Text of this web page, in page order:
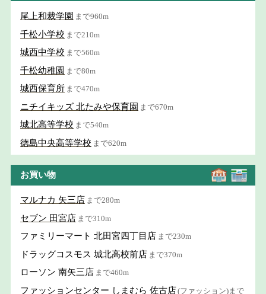
尾上和裁学園 まで960m
千松小学校 まで210m
城西中学校 まで560m
千松幼稚園 まで80m
城西保育所 まで470m
ニチイキッズ 北たみや保育園 まで670m
城北高等学校 まで540m
徳島中央高等学校 まで620m
お買い物
マルナカ 矢三店 まで280m
セブン 田宮店 まで310m
ファミリーマート 北田宮四丁目店 まで230m
ドラッグコスモス 城北高校前店 まで370m
ローソン 南矢三店 まで460m
ファッションセンター しまむら 佐古店(ファッション)まで